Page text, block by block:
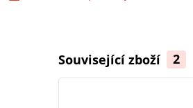
Související zboží 2